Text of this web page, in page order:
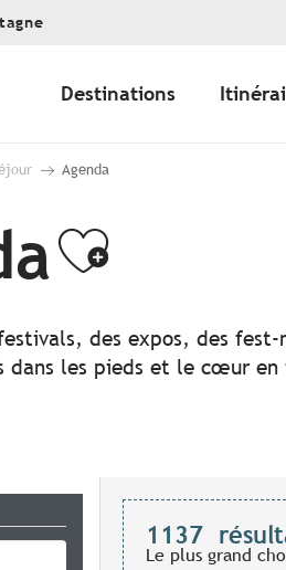
Destinations
Agenda
des expos, des
dans les pieds et le cœur
1137
Le plus grand